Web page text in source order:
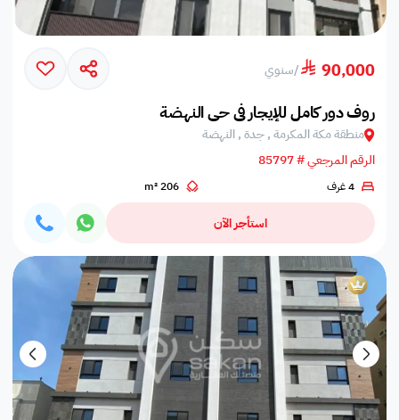
90,000
/سنوي
روف دور كامل للإيجار في حي النهضة
منطقة مكة المكرمة , جدة , النهضة
الرقم المرجعي # 85797
4 غرف 206 m²
استأجر الآن